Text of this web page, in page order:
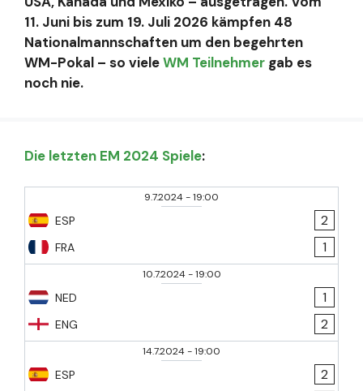
11. Juni bis zum 19. Juli 2026 kämpfen 48
Nationalmannschaften um den begehrten
WM-Pokal – so vieleWM Teilnehmer gab es
noch nie.
Die letzten EM 2024 Spiele:
9.7.2024-19:00
ESP
FRA
2
1
10.7.2024-19:00
NED
ENG
1
2
14.7.2024-19:00
ESP
2